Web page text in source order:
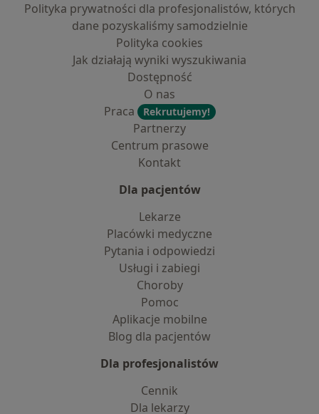
Polityka prywatności dla profesjonalistów, których
dane pozyskaliśmy samodzielnie
Polityka cookies
Jak działają wyniki wyszukiwania
Dostępność
O nas
Praca
Rekrutujemy!
Partnerzy
Centrum prasowe
Kontakt
Dla pacjentów
Lekarze
Placówki medyczne
Pytania i odpowiedzi
Usługi i zabiegi
Choroby
Pomoc
Aplikacje mobilne
Blog dla pacjentów
Dla profesjonalistów
Cennik
Dla lekarzy